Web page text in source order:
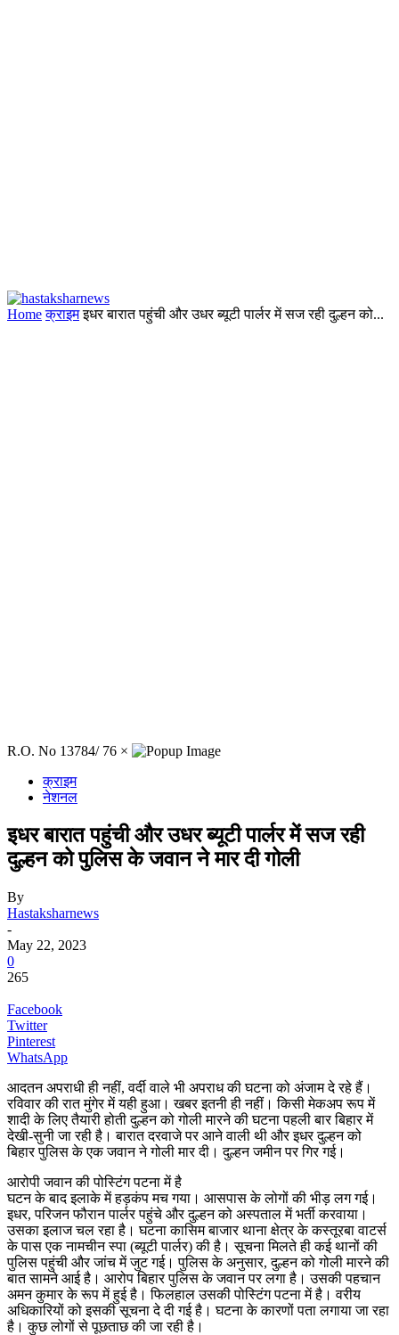
Home क्राइम इधर बारात पहुंची और उधर ब्यूटी पार्लर में सज रही दुल्हन को...
R.O. No 13784/ 76 ×
क्राइम
नेशनल
इधर बारात पहुंची और उधर ब्यूटी पार्लर में सज रही
दुल्हन को पुलिस के जवान ने मार दी गोली
By
Hastaksharnews
-
May 22, 2023
0
265
Facebook
Twitter
Pinterest
WhatsApp
आदतन अपराधी ही नहीं, वर्दी वाले भी अपराध की घटना को अंजाम दे रहे हैं।
रविवार की रात मुंगेर में यही हुआ। खबर इतनी ही नहीं। किसी मेकअप रूप में
शादी के लिए तैयारी होती दुल्हन को गोली मारने की घटना पहली बार बिहार में
देखी-सुनी जा रही है। बारात दरवाजे पर आने वाली थी और इधर दुल्हन को
बिहार पुलिस के एक जवान ने गोली मार दी। दुल्हन जमीन पर गिर गई।
आरोपी जवान की पोस्टिंग पटना में है
घटन के बाद इलाके में हड़कंप मच गया। आसपास के लोगों की भीड़ लग गई।
इधर, परिजन फौरान पार्लर पहुंचे और दुल्हन को अस्पताल में भर्ती करवाया।
उसका इलाज चल रहा है। घटना कासिम बाजार थाना क्षेत्र के कस्तूरबा वाटर्स
के पास एक नामचीन स्पा (ब्यूटी पार्लर) की है। सूचना मिलते ही कई थानों की
पुलिस पहुंची और जांच में जुट गई। पुलिस के अनुसार, दुल्हन को गोली मारने की
बात सामने आई है। आरोप बिहार पुलिस के जवान पर लगा है। उसकी पहचान
अमन कुमार के रूप में हुई है। फिलहाल उसकी पोस्टिंग पटना में है। वरीय
अधिकारियों को इसकी सूचना दे दी गई है। घटना के कारणों पता लगाया जा रहा
है। कुछ लोगों से पूछताछ की जा रही है।